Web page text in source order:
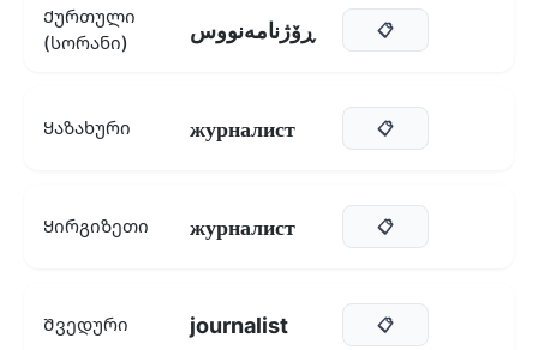
Ქურთული
(სორანი)
ڕۆژنامەنووس 📋
Ყაზახური журналист 📋
Ყირგიზეთი журналист 📋
Შვედური journalist 📋